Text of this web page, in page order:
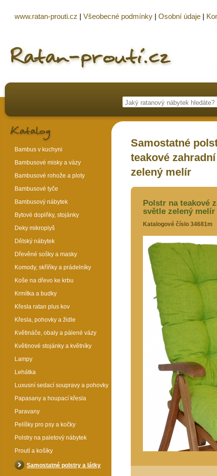
Samostatné
teakové
zelený melír
Polstr na teakové
světle zelený melír
Katalogové číslo 34681m
Bambus v kuchyni
Bambusové misky a vázy
Bambusové rohože a ploty
Bambusové tyče
Bambusový nábytek
Bytové doplňky, stojánky
Deky mikroplyš
Dětský nábytek
Dřevěné sošky a masky
Komody, skříňky a prádelníky
Koše na dřevo ke krbu
Krmítka a budky
Křesla ratan plus kov
Křesla, pohovky a židle
Květináče, obaly a pálené vázy
Květinové stojánky a květníky
Lampy
Lehátka
Luxusní sedací soupravy a pohovky
Papasany a houpací křesla
Paravany
Pelíšky pro psy a kočky
Polstry na paletový nábytek
Proutí a košíky
Samostatné polstry a látky
www.ratan-prouti.cz | Všeobecné podmínky | Osobní údaje |